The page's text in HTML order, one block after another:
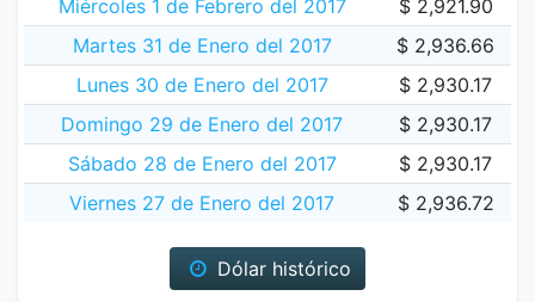
Miércoles 1 de Febrero del 2017
$ 2,921.90
Martes 31 de Enero del 2017
$ 2,936.66
Lunes 30 de Enero del 2017
$ 2,930.17
Domingo 29 de Enero del 2017
$ 2,930.17
Sábado 28 de Enero del 2017
$ 2,930.17
Viernes 27 de Enero del 2017
$ 2,936.72
Dólar histórico